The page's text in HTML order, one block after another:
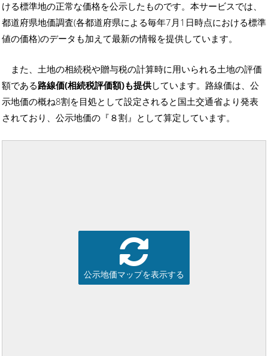
ける標準地の正常な価格を公示したものです。本サービスでは、
都道府県地価調査(各都道府県による毎年7月1日時点における標準
値の価格)のデータも加えて最新の情報を提供しています。
また、土地の相続税や贈与税の計算時に用いられる土地の評価
額である路線価(相続税評価額)も提供しています。路線価は、公
示地価の概ね8割を目処として設定されると国土交通省より発表
されており、公示地価の『８割』として算定しています。
公示地価マップを表示する